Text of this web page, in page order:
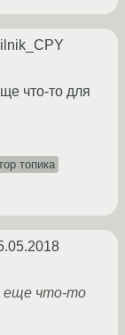
что-то для
топика
еще что-то